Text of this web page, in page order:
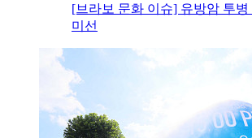
[브라보 문화 이슈] 유방암 투
미선